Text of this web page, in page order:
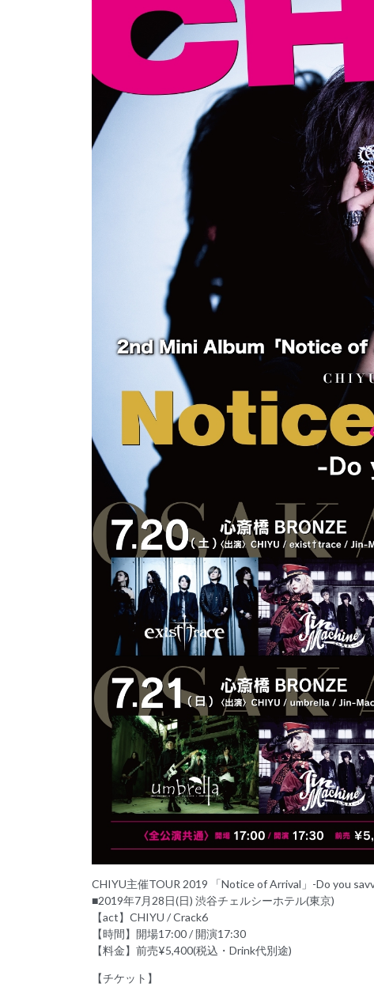
CHIYU主催TOUR 2019 「Notice of Arrival」-Do you
■2019年7月28日(日) 渋谷チェルシーホテル(東京)
【act】CHIYU / Crack6
【時間】開場17:00 / 開演17:30
【料金】前売¥5,400(税込・Drink代別途)
【チケット】